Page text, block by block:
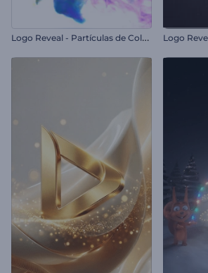
L
ogo Reveal - Partículas de Colores Logo